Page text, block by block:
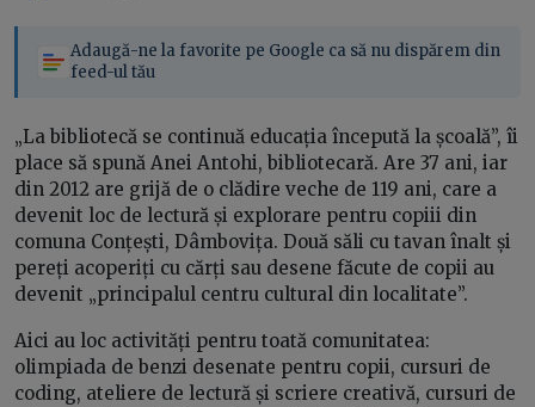
Adaugă-ne la favorite pe Google ca să nu dispărem din
feed-ul tău
„La bibliotecă se continuă educația începută la școală”, îi
place să spună Anei Antohi, bibliotecară. Are 37 ani, iar
din 2012 are grijă de o clădire veche de 119 ani, care a
devenit loc de lectură și explorare pentru copiii din
comuna Conțești, Dâmbovița. Două săli cu tavan înalt și
pereți acoperiți cu cărți sau desene făcute de copii au
devenit „principalul centru cultural din localitate”.
Aici au loc activități pentru toată comunitatea:
olimpiada de benzi desenate pentru copii, cursuri de
coding, ateliere de lectură și scriere creativă, cursuri de